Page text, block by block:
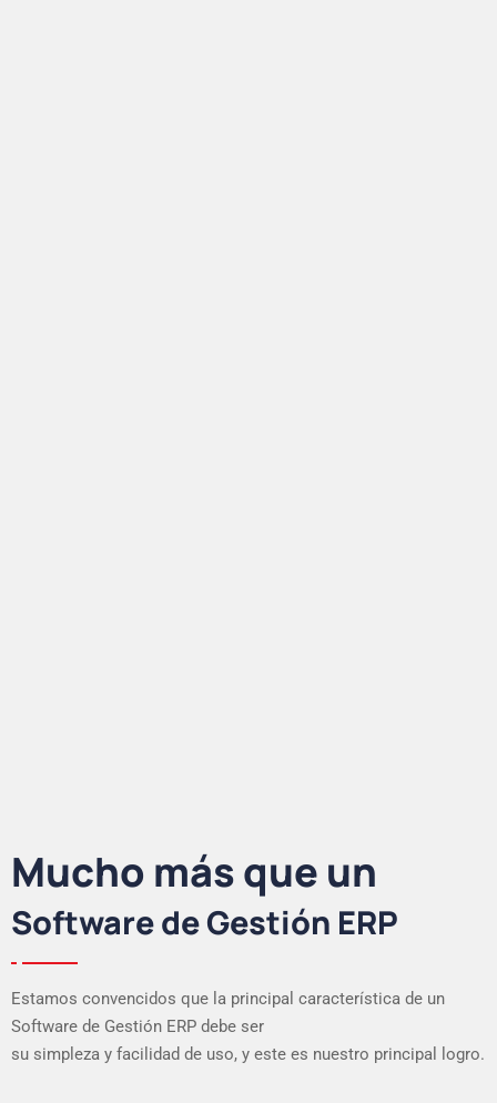
Mucho más que un
Software de Gestión ERP
Estamos convencidos que la principal característica de un
Software de Gestión ERP debe ser
su simpleza y facilidad de uso, y este es nuestro principal logro.